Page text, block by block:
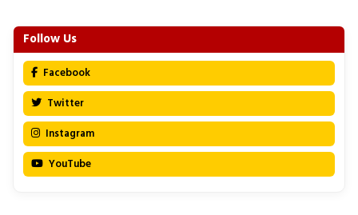
Follow Us
Facebook
Twitter
Instagram
YouTube